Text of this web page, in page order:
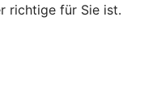
richtige für Sie ist.